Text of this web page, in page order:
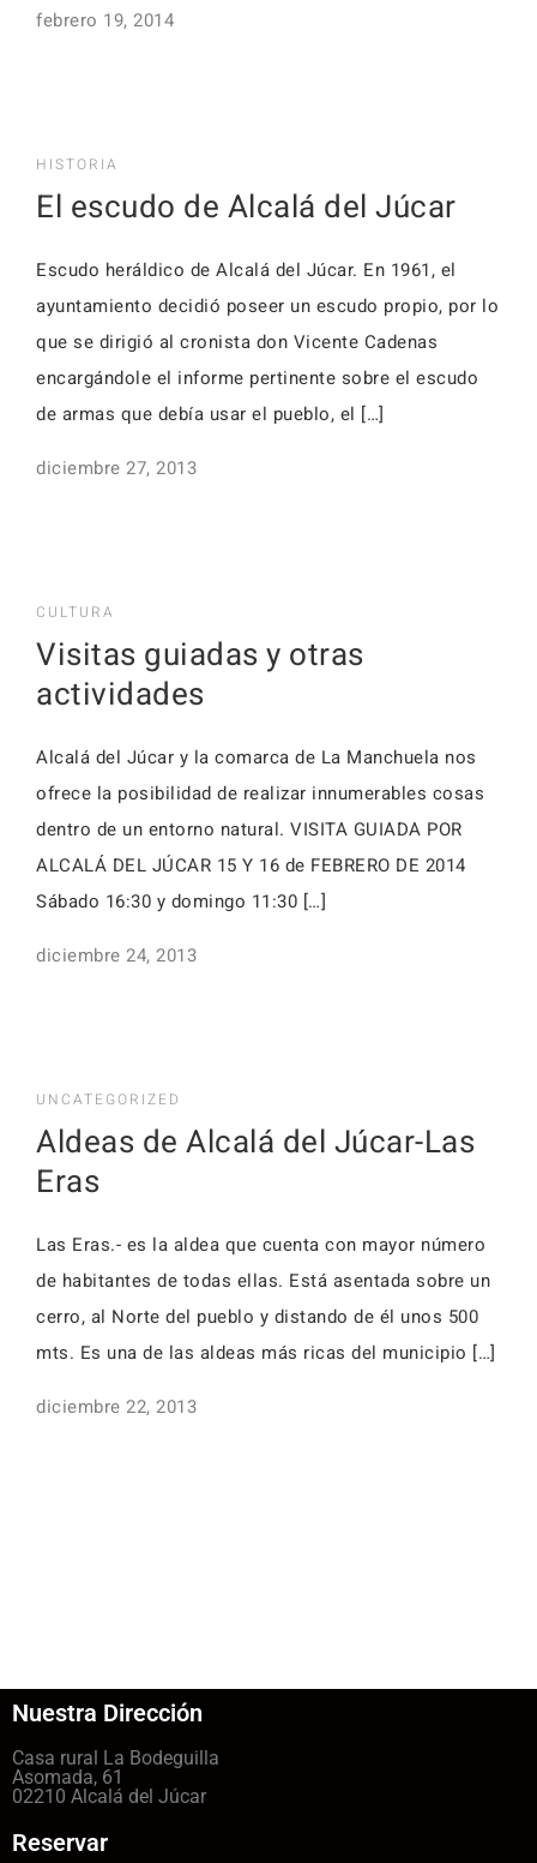
febrero 19, 2014
HISTORIA
El escudo de Alcalá del Júcar
Escudo heráldico de Alcalá del Júcar. En 1961, el
ayuntamiento decidió poseer un escudo propio, por lo
que se dirigió al cro­nista don Vicente Cadenas
encargándole el informe pertinente sobre el escudo
de armas que de­bía usar el pueblo, el […]
diciembre 27, 2013
CULTURA
Visitas guiadas y otras
actividades
Alcalá del Júcar y la comarca de La Manchuela nos
ofrece la posibilidad de realizar innumerables cosas
dentro de un entorno natural. VISITA GUIADA POR
ALCALÁ DEL JÚCAR 15 Y 16 de FEBRERO DE 2014
Sábado 16:30 y domingo 11:30 […]
diciembre 24, 2013
UNCATEGORIZED
Aldeas de Alcalá del Júcar-Las
Eras
Las Eras.- es la aldea que cuenta con mayor número
de habitantes de todas ellas. Está asentada sobre un
cerro, al Norte del pueblo y distando de él unos 500
mts. Es una de las aldeas más ricas del municipio […]
diciembre 22, 2013
Nuestra Dirección
Casa rural La Bodeguilla
Asomada, 61
02210 Alcalá del Júcar
Reservar